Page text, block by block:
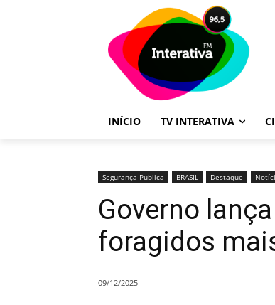
INÍCIO TV INTERATIVA
Segurança Publica BRASIL Destaque
Governo
foragidos
09/12/2025